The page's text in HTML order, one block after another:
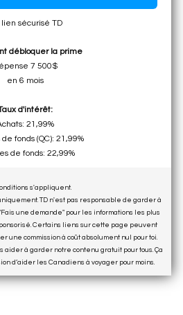
lien sécurisé TD
débloquer la prime
7 500$
en 6 mois
d'intérêt:
21,99%
fonds (QC): 21,99%
de fonds: 22,99%
s'appliquent.
TD n'est pas responsable de garder à
une demande" pour les informations les plus
Certains liens sur cette page peuvent
une commission à coût absolument nul pour toi.
aider à garder notre contenu gratuit pour tous. Ça
d’aider les Canadiens à voyager pour moins.